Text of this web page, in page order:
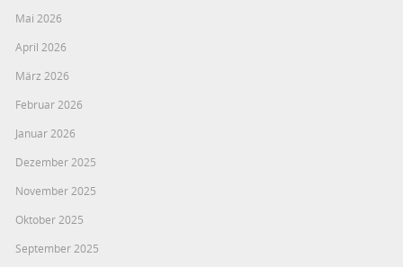
Mai 2026
April 2026
März 2026
Februar 2026
Januar 2026
Dezember 2025
November 2025
Oktober 2025
September 2025